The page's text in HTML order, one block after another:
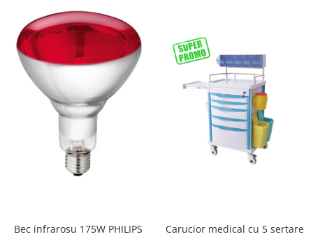
Lămpi de examinare
Lămpi bactericide
Lămpi frontale
Stomatologie veterinara
Bec infrarosu 175W PHILIPS Carucior medical cu 5 sertare